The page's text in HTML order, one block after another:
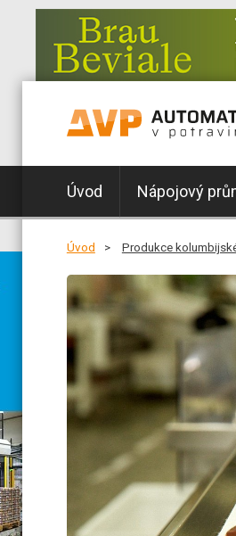
Úvod Nápojový
Úvod Produkce